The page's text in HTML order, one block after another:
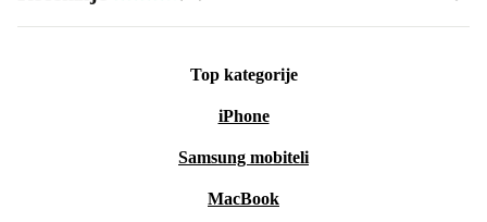
Top kategorije
iPhone
Samsung mobiteli
MacBook